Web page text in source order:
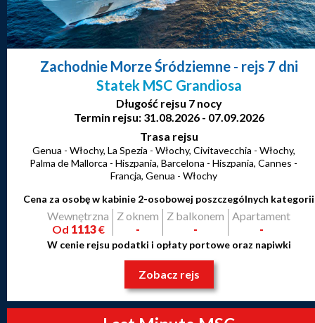
Zachodnie Morze Śródziemne- rejs 7 dni
Statek MSC Grandiosa
Długość rejsu 7 nocy
Termin rejsu: 31.08.2026 - 07.09.2026
Trasa rejsu
Genua - Włochy, La Spezia - Włochy, Civitavecchia - Włochy,
Palma de Mallorca - Hiszpania, Barcelona - Hiszpania, Cannes -
Francja, Genua - Włochy
Cena za osobę w kabinie 2-osobowej poszczególnych kategorii
Wewnętrzna
Od 1113€
Z oknem
-
Z balkonem
-
Apartament
-
W cenie rejsu podatki i opłaty portowe oraz napiwki
Zobacz rejs